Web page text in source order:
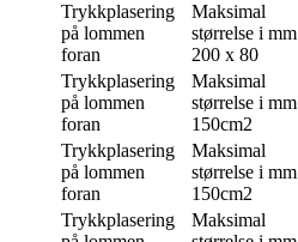
Trykkplasering
på lommen
foran
Maksimal
størrelse i mm
200 x 80
Trykkplasering
på lommen
foran
Maksimal
størrelse i mm
150cm2
Trykkplasering
på lommen
foran
Maksimal
størrelse i mm
150cm2
Trykkplasering
Maksimal